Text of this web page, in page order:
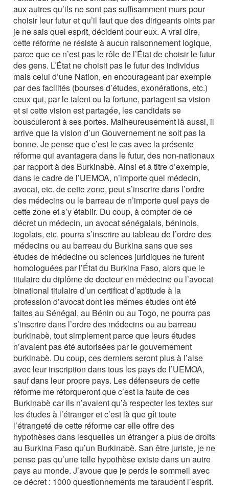
aux autres qu’ils ne sont pas suffisamment murs pour
choisir leur futur et qu’il faut que des dirigeants oints par
je ne sais quel esprit, décident pour eux. A vrai dire,
cette réforme ne résiste à aucun raisonnement logique,
parce que ce n’est pas le rôle de l’État de choisir le futur
des gens. L’État ne choisit pas le futur des individus
mais celui d’une Nation, en encourageant par exemple
par des facilités (bourses d’études, exonérations, etc.)
ceux qui, par le talent ou la fortune, partagent sa vision
et si cette vision est partagée, les candidats se
bousculeront à ses portes. Malheureusement là aussi, il
arrive que la vision d’un Gouvernement ne soit pas la
bonne. Je pense que c’est le cas avec la présente
réforme qui avantagera dans le futur, des non-nationaux
par rapport à des Burkinabè. Ainsi et à titre d’exemple,
dans le cadre de l’UEMOA, n’importe quel médecin,
avocat, etc. de cette zone, peut s’inscrire dans l’ordre
des médecins ou le barreau de n’importe quel pays de
cette zone et s’y établir. Du coup, à compter de ce
décret un médecin, un avocat sénégalais, béninois,
togolais, etc. pourra s’inscrire au tableau de l’ordre des
médecins ou au barreau du Burkina sans que ses
études de médecine ou sciences juridiques ne furent
homologuées par l’État du Burkina Faso, alors que le
titulaire du diplôme de docteur en médecine ou l’avocat
binational titulaire d’un certificat d’aptitude à la
profession d’avocat dont les mêmes études ont été
faites au Sénégal, au Bénin ou au Togo, ne pourra pas
s’inscrire dans l’ordre des médecins ou au barreau
burkinabè, tout simplement parce que leurs études
n’avaient pas été autorisées par le gouvernement
burkinabè. Du coup, ces derniers seront plus à l’aise
avec leur inscription dans tous les pays de l’UEMOA,
sauf dans leur propre pays. Les défenseurs de cette
réforme me rétorqueront que c’est la faute de ces
Burkinabè car ils n’avaient qu’à respecter les textes sur
les études à l’étranger et c’est là que gît toute
l’étrangeté de cette réforme car elle offre des
hypothèses dans lesquelles un étranger a plus de droits
au Burkina Faso qu’un Burkinabè. San être juriste, je ne
pense pas qu’une telle hypothèse existe dans un autre
pays au monde. J’avoue que je perds le sommeil avec
ce décret : 1000 questionnements me taraudent l’esprit.